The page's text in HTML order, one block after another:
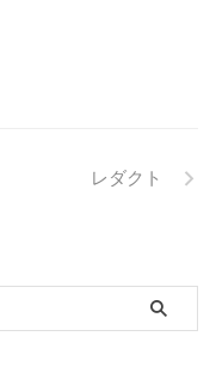
レダクト